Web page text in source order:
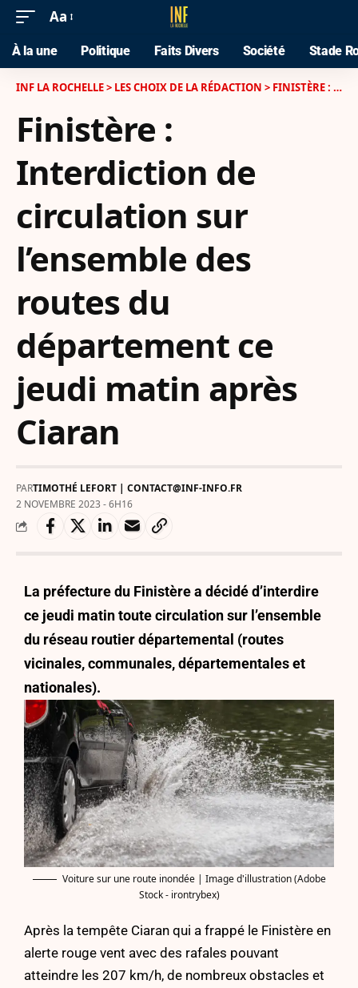
Aa
À la une Politique Faits Divers Société Stade
INF LA ROCHELLE> LES CHOIX DE LA RÉDACTION > FINISTÈRE : INTERDICTION DE CIRCULATION SUR L’ENSEMBLE DES ROUTES DU DÉPARTEMENT CE JEUDI MATIN APRÈS CIARAN
Finistère :
Interdiction de
circulation sur
l’ensemble des
routes du
département ce
jeudi matin après
Ciaran
PARTIMOTHÉ LEFORT | CONTACT@INF-INFO.FR
2 NOVEMBRE 2023 - 6H16
La préfecture du Finistère a décidé d’interdire
ce jeudi matin toute circulation sur l’ensemble
du réseau routier départemental (routes
vicinales, communales, départementales et
nationales).
Voiture sur une route inondée | Image d'illustration (Adobe
Stock - irontrybex)
Après la tempête Ciaran qui a frappé le Finistère en
alerte rouge vent avec des rafales pouvant
atteindre les 207 km/h, de nombreux obstacles et